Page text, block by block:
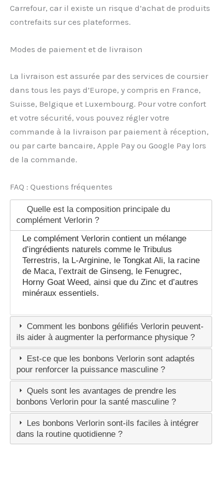
Carrefour, car il existe un risque d’achat de produits
contrefaits sur ces plateformes.
Modes de paiement et de livraison
La livraison est assurée par des services de coursier
dans tous les pays d’Europe, y compris en France,
Suisse, Belgique et Luxembourg. Pour votre confort
et votre sécurité, vous pouvez régler votre
commande à la livraison par paiement à réception,
ou par carte bancaire, Apple Pay ou Google Pay lors
de la commande.
FAQ : Questions fréquentes
Quelle est la composition principale du
complément Verlorin ?
Le complément Verlorin contient un mélange
d’ingrédients naturels comme le Tribulus
Terrestris, la L-Arginine, le Tongkat Ali, la racine
de Maca, l’extrait de Ginseng, le Fenugrec,
Horny Goat Weed, ainsi que du Zinc et d’autres
minéraux essentiels.
Comment les bonbons gélifiés Verlorin peuvent-
ils aider à augmenter la performance physique ?
Est-ce que les bonbons Verlorin sont adaptés
pour renforcer la puissance masculine ?
Quels sont les avantages de prendre les
bonbons Verlorin pour la santé masculine ?
Les bonbons Verlorin sont-ils faciles à intégrer
dans la routine quotidienne ?